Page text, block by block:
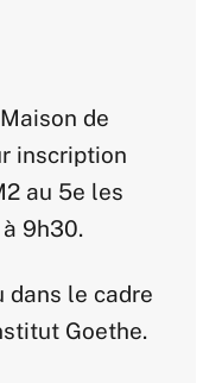
de
inscription
au 5e les
9h30.
dans le cadre
Goethe.